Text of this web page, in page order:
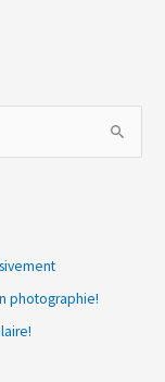
photographie!